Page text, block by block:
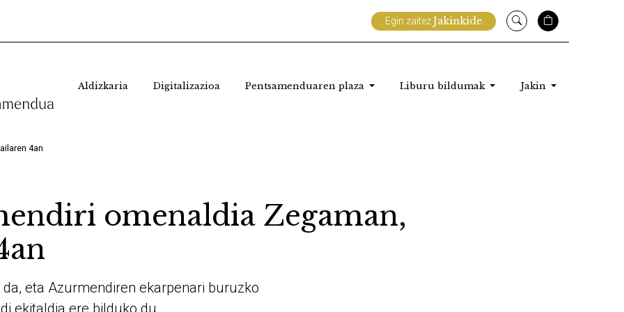
Egin zaitezJakinkide
Aldizkaria Digitalizazioa Pentsamenduaren plaza Liburu bildumak Jakin
4an
omenaldia Zegaman,
da, eta Azurmendiren ekarpenari buruzko
ekitaldia ere bilduko du.